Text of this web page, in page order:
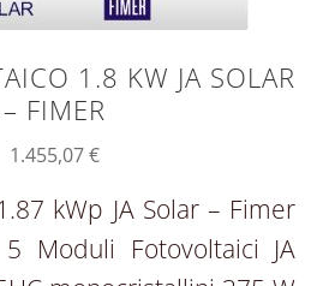
1.8 KW JA SOLAR
– FIMER
1.455,07€
kWp JA Solar – Fimer
Moduli Fotovoltaici JA